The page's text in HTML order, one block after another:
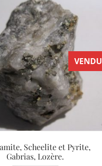
VENDU
Scheelite et Pyrite,
Gabrias, Lozère.